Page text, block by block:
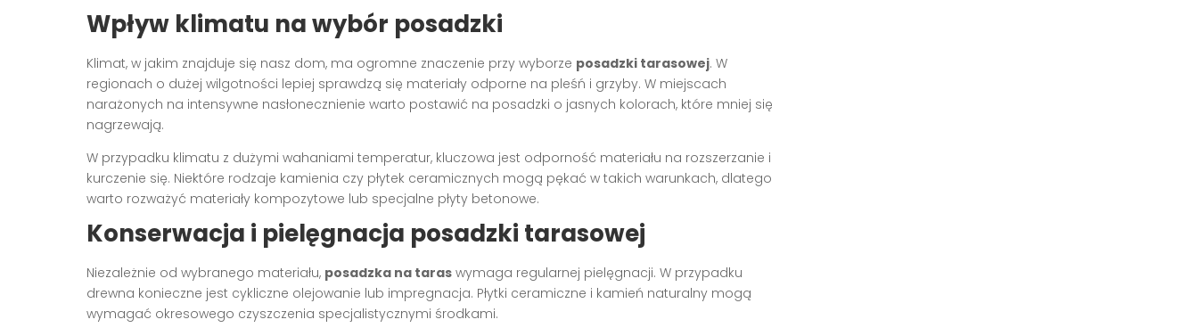
Wpływ klimatu na wybór posadzki
Klimat, w jakim znajduje się nasz dom, ma ogromne znaczenie przy wyborze posadzki tarasowej. W
regionach o dużej wilgotności lepiej sprawdzą się materiały odporne na pleśń i grzyby. W miejscach
narażonych na intensywne nasłonecznienie warto postawić na posadzki o jasnych kolorach, które mniej się
nagrzewają.
W przypadku klimatu z dużymi wahaniami temperatur, kluczowa jest odporność materiału na rozszerzanie i
kurczenie się. Niektóre rodzaje kamienia czy płytek ceramicznych mogą pękać w takich warunkach, dlatego
warto rozważyć materiały kompozytowe lub specjalne płyty betonowe.
Konserwacja i pielęgnacja posadzki tarasowej
Niezależnie od wybranego materiału, posadzka na taras wymaga regularnej pielęgnacji. W przypadku
drewna konieczne jest cykliczne olejowanie lub impregnacja. Płytki ceramiczne i kamień naturalny mogą
wymagać okresowego czyszczenia specjalistycznymi środkami.